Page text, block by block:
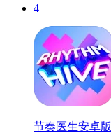
4
节奏医生安卓版